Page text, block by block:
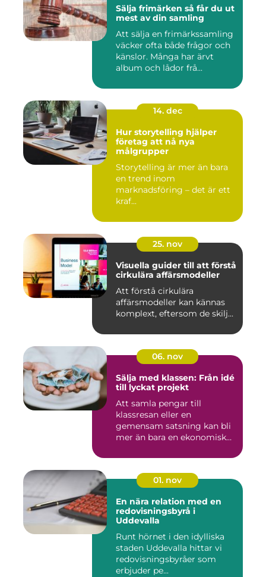
Sälja frimärken så får du ut
mest av din samling
Att sälja en frimärkssamling
väcker ofta både frågor och
känslor. Många har ärvt
album och lådor frå...
14. dec
Hur storytelling hjälper
företag att nå nya
målgrupper
Storytelling är mer än bara
en trend inom
marknadsföring – det är ett
kraf...
25. nov
Visuella guider till att förstå
cirkulära affärsmodeller
Att förstå cirkulära
affärsmodeller kan kännas
komplext, eftersom de skilj...
06. nov
Sälja med klassen: Från idé
till lyckat projekt
Att samla pengar till
klassresan eller en
gemensam satsning kan bli
mer än bara en ekonomisk
01. nov
En nära relation med en
redovisningsbyrå i
Uddevalla
Runt hörnet i den idylliska
staden Uddevalla hittar vi
redovisningsbyråer som
erbjuder pe...